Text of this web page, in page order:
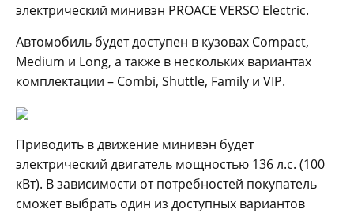
электрический минивэн PROACE VERSO Electric.
Автомобиль будет доступен в кузовах Compact,
Medium и Long, а также в нескольких вариантах
комплектации – Combi, Shuttle, Family и VIP.
Приводить в движение минивэн будет
электрический двигатель мощностью 136 л.с. (100
кВт). В зависимости от потребностей покупатель
сможет выбрать один из доступных вариантов